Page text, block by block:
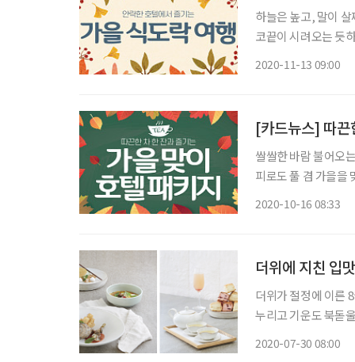
하늘은 높고, 말이
코끝이 시려오는 듯
2020-11-13 09:00
[카드뉴스] 따끈
쌀쌀한 바람 불어오
피로도 풀 겸 가을을
2020-10-16 08:33
더위에 지친 입
더위가 절정에 이른
누리고 기운도 북돋
2020-07-30 08:00